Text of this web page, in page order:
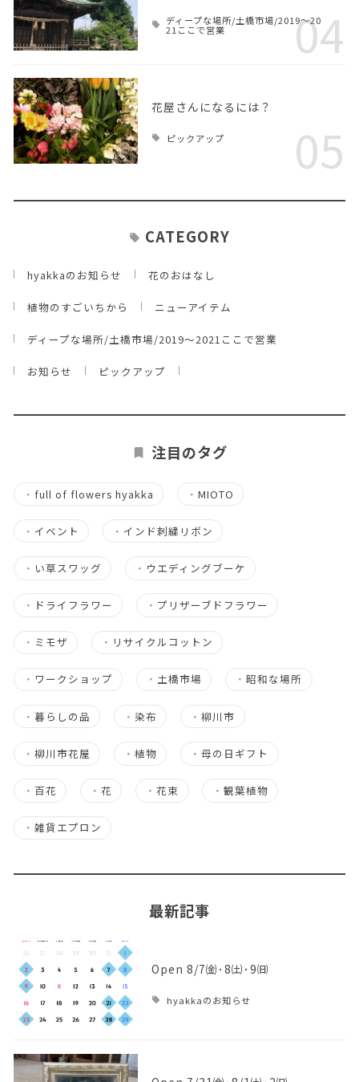
ディープな場所/土橋市場/2019～20
21ここで営業 04
花屋さんになるには？
ピックアップ 05
CATEGORY
hyakkaのお知らせ 花のおはなし
植物のすごいちから ニューアイテム
ディープな場所/土橋市場/2019～2021ここで営業
お知らせ ピックアップ
注目のタグ
・ full of flowers hyakka ・MIOTO
・ イベント ・ インド刺繍リボン
・ い草スワッグ ・ ウエディングブーケ
・ ドライフラワー ・ プリザーブドフラワー
・ ミモザ ・ リサイクルコットン
・ ワークショップ ・ 土橋市場 ・昭和な場所
・ 暮らしの品 ・ 染布 ・柳川市
・ 柳川市花屋 ・植物 ・母の日ギフト
・ 百花 ・花 ・花束 ・ 観葉植物
・ 雑貨エプロン
最新記事
Open 8/7㈮･8㈯･9㈰
hyakkaのお知らせ